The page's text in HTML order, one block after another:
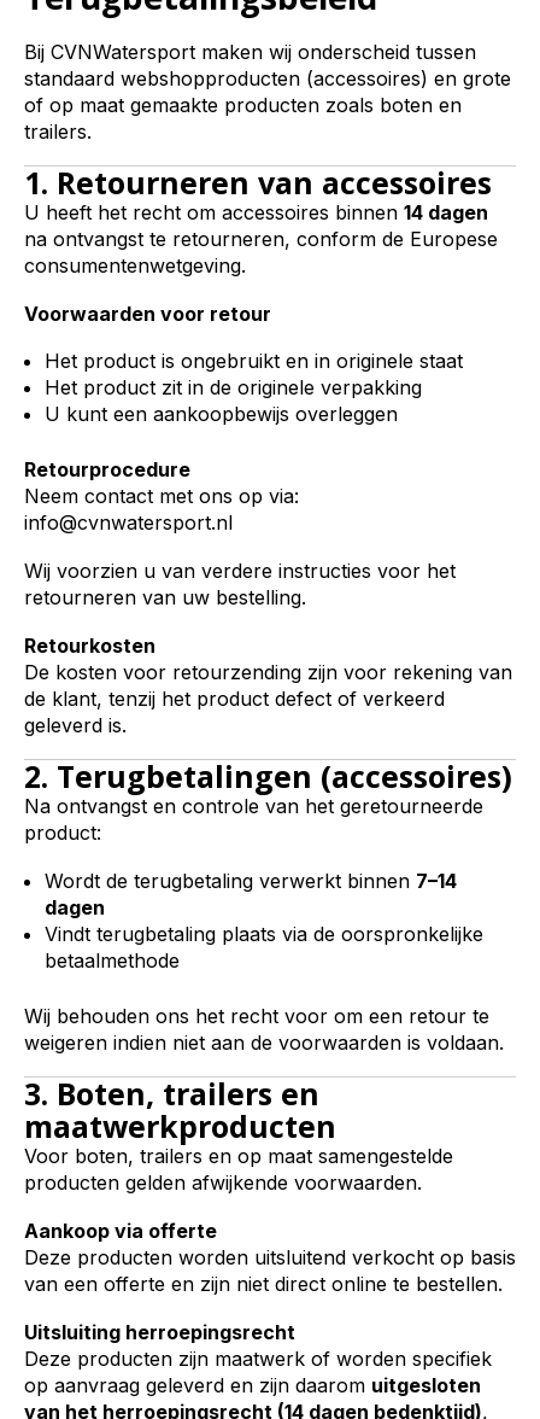
Bij CVNWatersport maken wij onderscheid tussen
standaard webshopproducten (accessoires) en grote
of op maat gemaakte producten zoals boten en
trailers.
1. Retourneren van accessoires
U heeft het recht om accessoires binnen 14 dagen
na ontvangst te retourneren, conform de Europese
consumentenwetgeving.
Voorwaarden voor retour
Het product is ongebruikt en in originele staat
Het product zit in de originele verpakking
U kunt een aankoopbewijs overleggen
Retourprocedure
Neem contact met ons op via:
info@cvnwatersport.nl
Wij voorzien u van verdere instructies voor het
retourneren van uw bestelling.
Retourkosten
De kosten voor retourzending zijn voor rekening van
de klant, tenzij het product defect of verkeerd
geleverd is.
2. Terugbetalingen (accessoires)
Na ontvangst en controle van het geretourneerde
product:
Wordt de terugbetaling verwerkt binnen 7–14
dagen
Vindt terugbetaling plaats via de oorspronkelijke
betaalmethode
Wij behouden ons het recht voor om een retour te
weigeren indien niet aan de voorwaarden is voldaan.
3. Boten, trailers en
maatwerkproducten
Voor boten, trailers en op maat samengestelde
producten gelden afwijkende voorwaarden.
Aankoop via offerte
Deze producten worden uitsluitend verkocht op basis
van een offerte en zijn niet direct online te bestellen.
Uitsluiting herroepingsrecht
Deze producten zijn maatwerk of worden specifiek
op aanvraag geleverd en zijn daarom uitgesloten
van het herroepingsrecht (14 dagen bedenktijd),